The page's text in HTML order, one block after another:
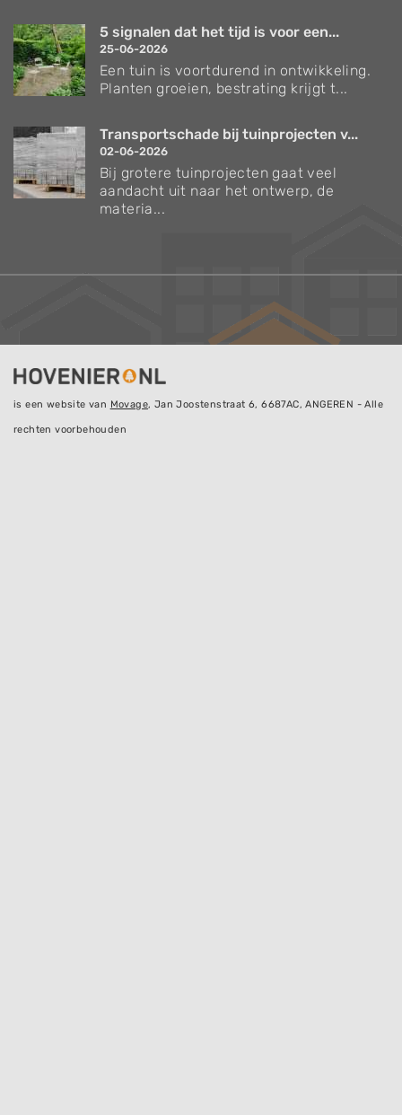
5 signalen dat het tijd is voor een...
25-06-2026
Een tuin is voortdurend in ontwikkeling.
Planten groeien, bestrating krijgt t...
Transportschade bij tuinprojecten v...
02-06-2026
Bij grotere tuinprojecten gaat veel
aandacht uit naar het ontwerp, de
materia...
is een website van Movage, Jan Joostenstraat 6, 6687AC, ANGEREN - Alle
rechten voorbehouden